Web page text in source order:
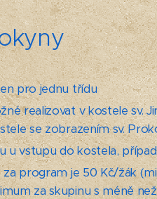
pro jednu třídu
realizovat v kostele sv.
se zobrazením sv.
u vstupu do kostela,
program je 50 Kč/žák
za skupinu s méně